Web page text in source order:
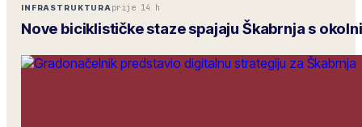
INFRASTRUKTURA prije 14 h
Nove biciklističke staze spajaju Škabrnja s